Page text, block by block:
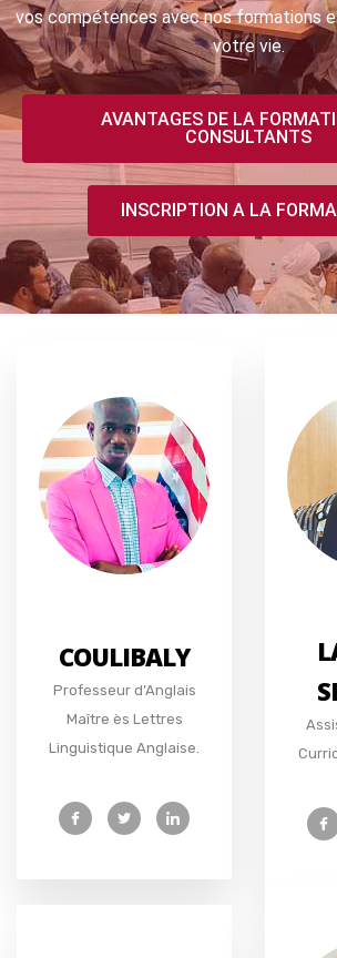
vos compétences avec nos formations
votre vie.
AVANTAGES DE LA
CONSULTANTS
INSCRIPTION A LA
COULIBALY
Professeur d’Anglais
Maître ès Lettres
Linguistique Anglaise.